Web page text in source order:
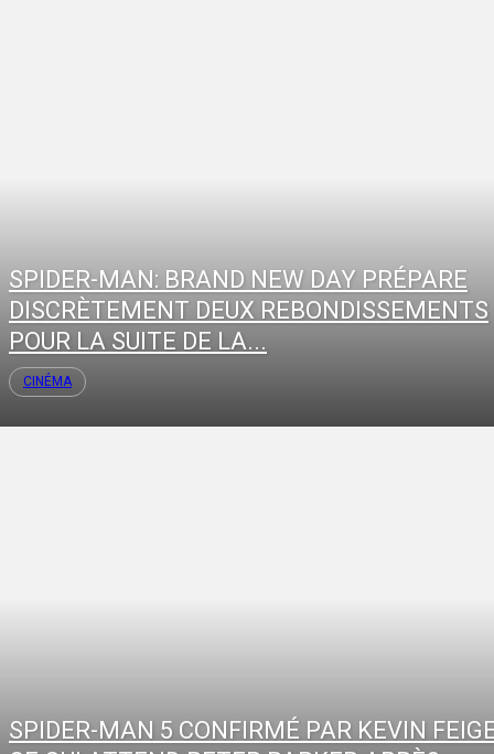
SPIDER-MAN: BRAND NEW DAY PRÉPARE
DISCRÈTEMENT DEUX REBONDISSEMENTS
POUR LA SUITE DE LA...
CINÉMA
SPIDER-MAN 5 CONFIRMÉ PAR KEVIN